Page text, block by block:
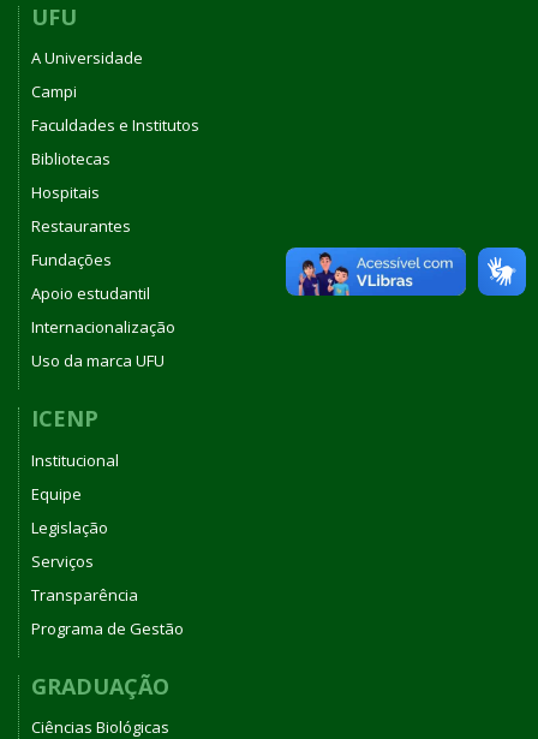
UFU
A Universidade
Campi
Faculdades e Institutos
Bibliotecas
Hospitais
Restaurantes
Fundações
Apoio estudantil
Internacionalização
Uso da marca UFU
ICENP
Institucional
Equipe
Legislação
Serviços
Transparência
Programa de Gestão
GRADUAÇÃO
Ciências Biológicas